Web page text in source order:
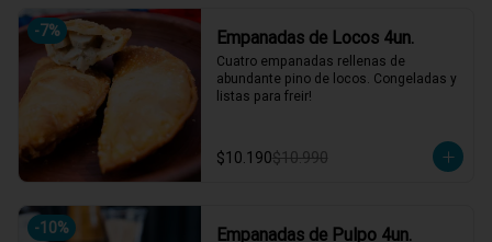
-7% Empanadas de Locos 4un.
Cuatro empanadas rellenas de
abundante pino de locos. Congeladas y
listas para freir!
$10.190$10.990
-10% Empanadas de Pulpo 4un.